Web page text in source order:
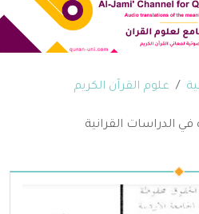
علوم القرآن الكريم
الدراسات القرانية